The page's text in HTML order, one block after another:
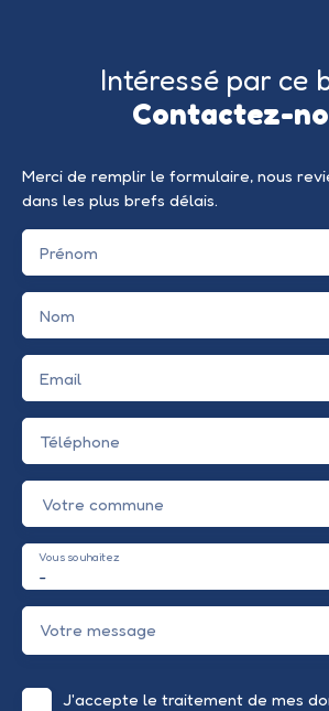
Intéressé par ce
Contactez-
Merci de remplir le formulaire, nous
dans les plus brefs délais.
Prénom
Nom
Email
Téléphone
Votre commune
-
Vous souhaitez
Votre message
J'accepte le traitement de mes